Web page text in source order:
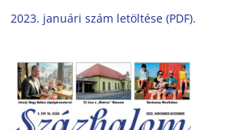
2023. januári szám letöltése (PDF).